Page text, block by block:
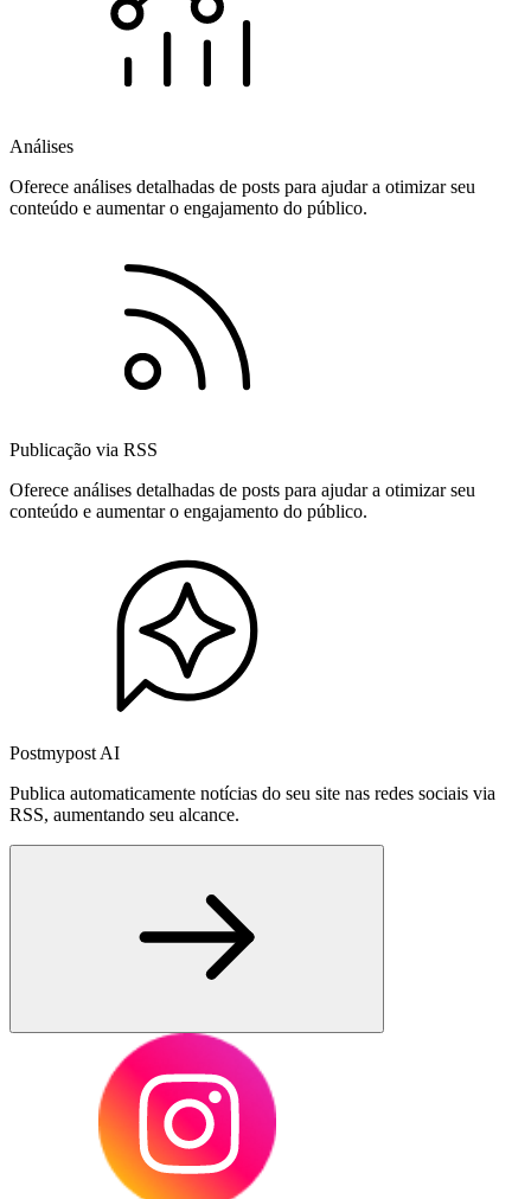
Análises
Oferece análises detalhadas de posts para ajudar a otimizar seu
conteúdo e aumentar o engajamento do público.
Publicação via RSS
Oferece análises detalhadas de posts para ajudar a otimizar seu
conteúdo e aumentar o engajamento do público.
Postmypost AI
Publica automaticamente notícias do seu site nas redes sociais via
RSS, aumentando seu alcance.